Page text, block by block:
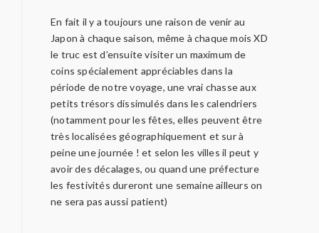
En fait il y a toujours une raison de venir au
Japon à chaque saison, même à chaque mois XD
le truc est d’ensuite visiter un maximum de
coins spécialement appréciables dans la
période de notre voyage, une vrai chasse aux
petits trésors dissimulés dans les calendriers
(notamment pour les fêtes, elles peuvent être
très localisées géographiquement et sur à
peine une journée ! et selon les villes il peut y
avoir des décalages, ou quand une préfecture
les festivités dureront une semaine ailleurs on
ne sera pas aussi patient)